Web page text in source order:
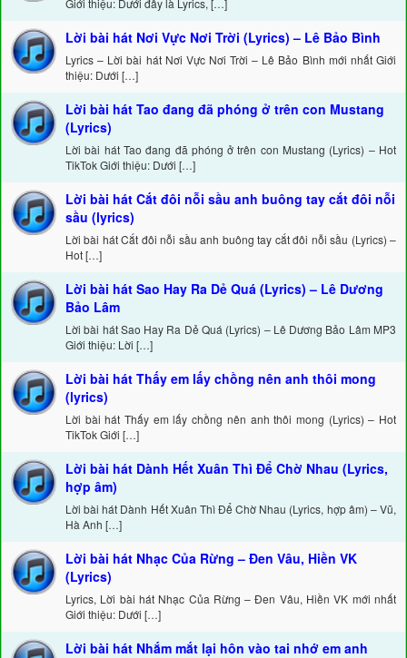
Giới thiệu: Dưới đây là Lyrics, […]
Lời bài hát Nơi Vực Nơi Trời (Lyrics) – Lê Bảo Bình
Lyrics – Lời bài hát Nơi Vực Nơi Trời – Lê Bảo Bình mới nhất Giới
thiệu: Dưới […]
Lời bài hát Tao đang đã phóng ở trên con Mustang
(Lyrics)
Lời bài hát Tao đang đã phóng ở trên con Mustang (Lyrics) – Hot
TikTok Giới thiệu: Dưới […]
Lời bài hát Cắt đôi nỗi sầu anh buông tay cắt đôi nỗi
sầu (lyrics)
Lời bài hát Cắt đôi nỗi sầu anh buông tay cắt đôi nỗi sầu (Lyrics) –
Hot […]
Lời bài hát Sao Hay Ra Dẻ Quá (Lyrics) – Lê Dương
Bảo Lâm
Lời bài hát Sao Hay Ra Dẻ Quá (Lyrics) – Lê Dương Bảo Lâm MP3
Giới thiệu: Lời […]
Lời bài hát Thấy em lấy chồng nên anh thôi mong
(lyrics)
Lời bài hát Thấy em lấy chồng nên anh thôi mong (Lyrics) – Hot
TikTok Giới […]
Lời bài hát Dành Hết Xuân Thì Để Chờ Nhau (Lyrics,
hợp âm)
Lời bài hát Dành Hết Xuân Thì Để Chờ Nhau (Lyrics, hợp âm) – Vũ,
Hà Anh […]
Lời bài hát Nhạc Của Rừng – Đen Vâu, Hiền VK
(Lyrics)
Lyrics, Lời bài hát Nhạc Của Rừng – Đen Vâu, Hiền VK mới nhất
Giới thiệu: Dưới […]
Lời bài hát Nhắm mắt lại hôn vào tai nhớ em anh